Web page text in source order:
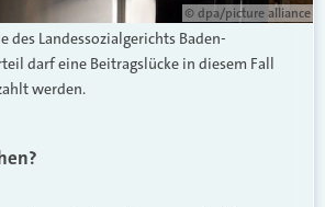
© dpa/picture alliance
des Landessozialgerichts Baden-
darf eine Beitragslücke in diesem Fall
werden.